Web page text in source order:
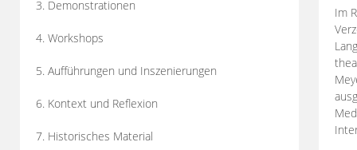
3. Demonstrationen
4. Workshops
5. Aufführungen und Inszenierungen
6. Kontext und Reflexion
7. Historisches Material
Im